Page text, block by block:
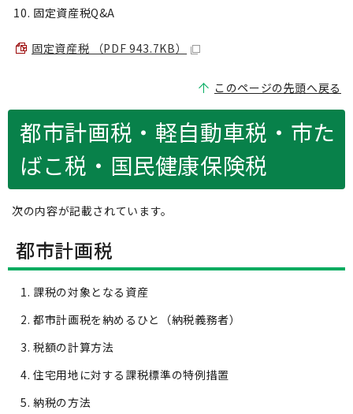
固定資産税Q&A
固定資産税 （PDF 943.7KB）
このページの先頭へ戻る
都市計画税・軽自動車税・市た
ばこ税・国民健康保険税
次の内容が記載されています。
都市計画税
課税の対象となる資産
都市計画税を納めるひと（納税義務者）
税額の計算方法
住宅用地に対する課税標準の特例措置
納税の方法